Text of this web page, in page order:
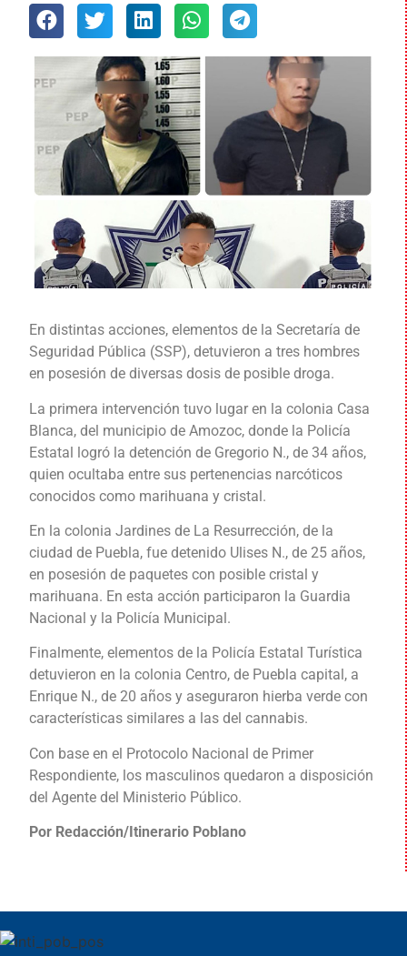
En distintas acciones, elementos de la Secretaría de
Seguridad Pública (SSP), detuvieron a tres hombres
en posesión de diversas dosis de posible droga.
La primera intervención tuvo lugar en la colonia Casa
Blanca, del municipio de Amozoc, donde la Policía
Estatal logró la detención de Gregorio N., de 34 años,
quien ocultaba entre sus pertenencias narcóticos
conocidos como marihuana y cristal.
En la colonia Jardines de La Resurrección, de la
ciudad de Puebla, fue detenido Ulises N., de 25 años,
en posesión de paquetes con posible cristal y
marihuana. En esta acción participaron la Guardia
Nacional y la Policía Municipal.
Finalmente, elementos de la Policía Estatal Turística
detuvieron en la colonia Centro, de Puebla capital, a
Enrique N., de 20 años y aseguraron hierba verde con
características similares a las del cannabis.
Con base en el Protocolo Nacional de Primer
Respondiente, los masculinos quedaron a disposición
del Agente del Ministerio Público.
Por Redacción/Itinerario Poblano